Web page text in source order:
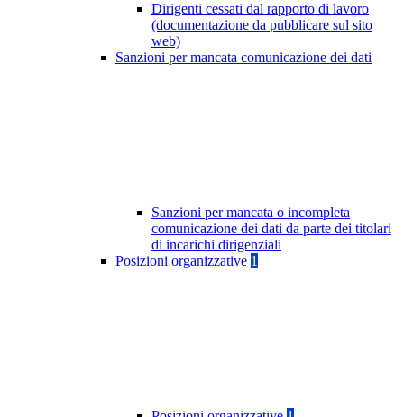
Dirigenti cessati dal rapporto di lavoro
(documentazione da pubblicare sul sito
web)
Sanzioni per mancata comunicazione dei dati
Sanzioni per mancata o incompleta
comunicazione dei dati da parte dei titolari
di incarichi dirigenziali
Posizioni organizzative 1